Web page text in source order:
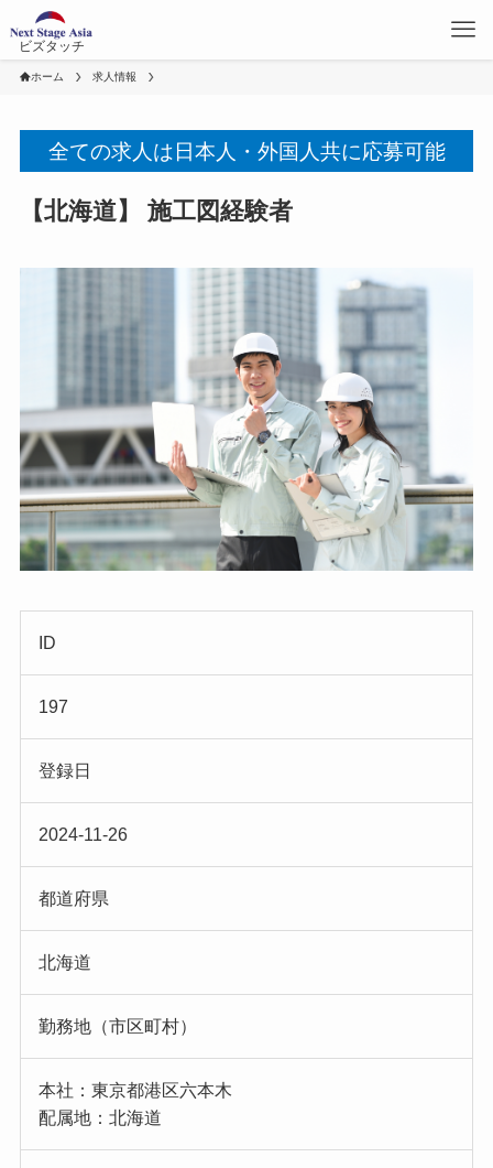
ビズタッチ
ホーム 求人情報
全ての求人は日本人・外国人共に応募可能
【北海道】 施工図経験者
ID
197
登録日
2024-11-26
都道府県
北海道
勤務地（市区町村）
本社：東京都港区六本木
配属地：北海道